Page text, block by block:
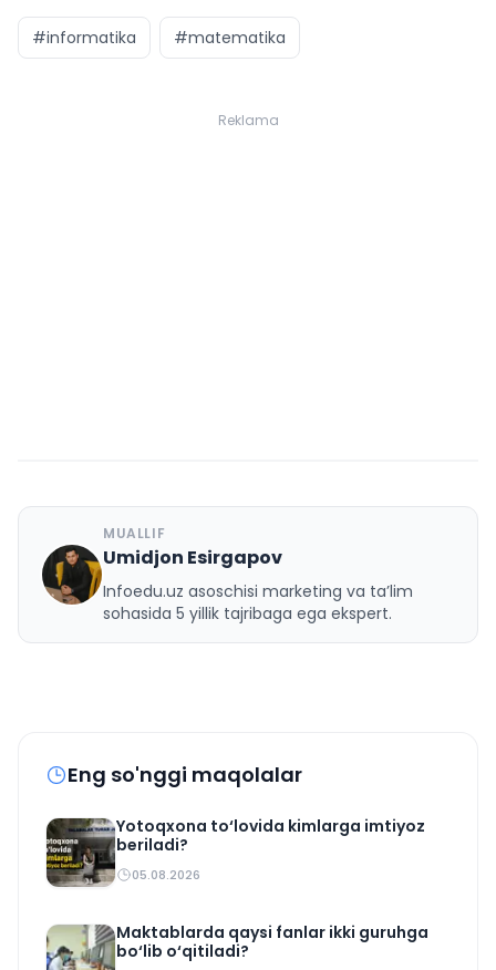
#informatika #matematika
Reklama
U
MUALLIF
Umidjon Esirgapov
Infoedu.uz asoschisi marketing va ta’lim
sohasida 5 yillik tajribaga ega ekspert.
Eng so'nggi maqolalar
Yotoqxona to‘lovida kimlarga imtiyoz
beriladi?
05.08.2026
Maktablarda qaysi fanlar ikki guruhga
bo‘lib o‘qitiladi?